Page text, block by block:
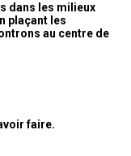
dans les milieux
plaçant les
au centre de
faire.